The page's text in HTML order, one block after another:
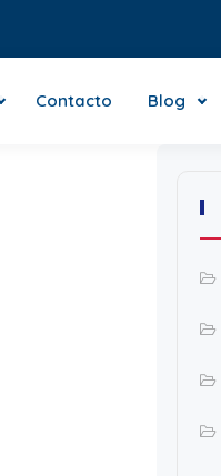
Contacto Blog